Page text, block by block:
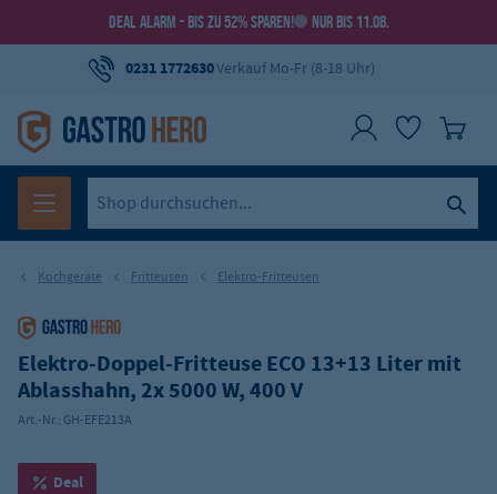
DEAL ALARM - BIS ZU 52% SPAREN! NUR BIS 11.08.
0231 1772630Verkauf Mo-Fr (8-18 Uhr)
Kochgeräte Fritteusen Elektro-Fritteusen
Elektro-Doppel-Fritteuse ECO 13+13 Liter mit
Ablasshahn, 2x 5000 W, 400 V
Art.-Nr.: GH-EFE213A
Deal